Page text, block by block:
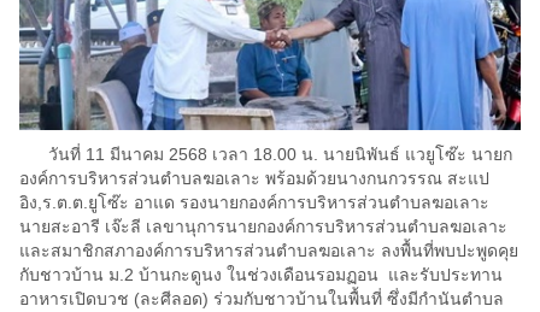
วันที่ 11 มีนาคม 2568 เวลา 18.00 น. นายนิพันธ์ แวยูโซ๊ะ นายก
องค์การบริหารส่วนตำบลฆอเลาะ พร้อมด้วยนางกนกวรรณ สะแป
อิง,ร.ต.ต.ยูโซ๊ะ อาแด รองนายกองค์การบริหารส่วนตำบลฆอเลาะ
นายสะอารี เจ๊ะลี เลขานุการนายกองค์การบริหารส่วนตำบลฆอเลาะ
และสมาชิกสภาองค์การบริหารส่วนตำบลฆอเลาะ ลงพื้นที่พบปะพูดคุย
กับชาวบ้าน ม.2 บ้านกะดูนง ในช่วงเดือนรอมฏอน และรับประทาน
อาหารเปิดบวช (ละศีลอด) ร่วมกับชาวบ้านในพื้นที่ ซึ่งมีกำนันตำบล